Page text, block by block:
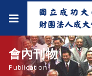
會內刊物
Publication